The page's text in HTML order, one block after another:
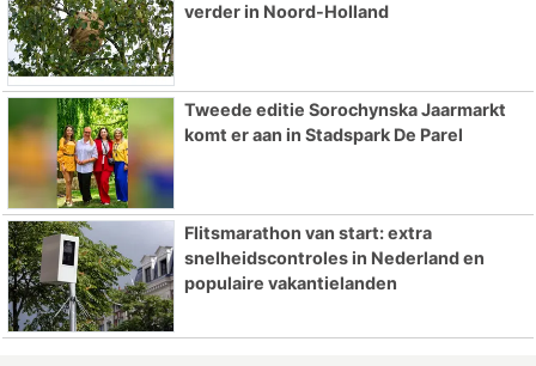
verder in Noord-Holland
Tweede editie Sorochynska Jaarmarkt
komt er aan in Stadspark De Parel
Flitsmarathon van start: extra
snelheidscontroles in Nederland en
populaire vakantielanden